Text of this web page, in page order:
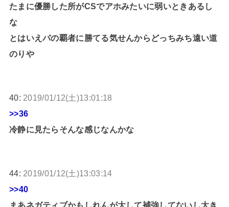
たまに優勝した所がCSでアホみたいに弱いときあるし
な
とはいえパの覇者に勝てる気せんからどっちみち遠い道
のりや
40: 2019/01/12(土)13:01:18
>>36
冷静に見たらそんな感じなんかな
44: 2019/01/12(土)13:03:14
>>40